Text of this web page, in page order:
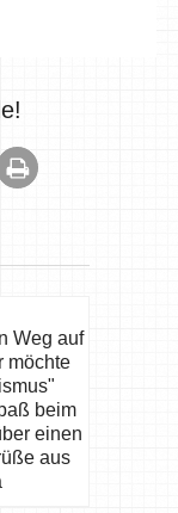
Weg auf
möchte
beim
einen
aus